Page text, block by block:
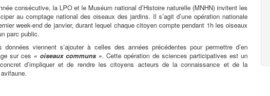
consécutive, la LPO et le Muséum national d’Histoire naturelle (MNHN) invitent les
au comptage national des oiseaux des jardins. Il s’agit d’une opération nationale
week-end de janvier, durant lequel chaque citoyen compte pendant 1h les oiseaux
parc public.
données viennent s’ajouter à celles des années précédentes pour permettre d’en
sur ces « oiseaux communs ». Cette opération de sciences participatives est un
d’impliquer et de rendre les citoyens acteurs de la connaissance et de la